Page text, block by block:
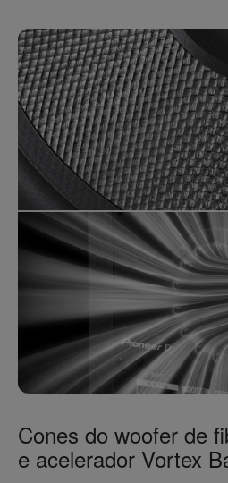
Cones do woofer de
e acelerador Vortex